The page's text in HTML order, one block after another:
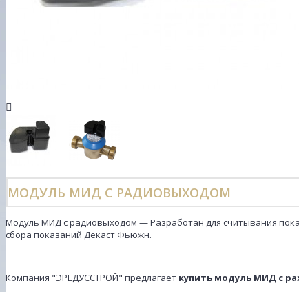
МОДУЛЬ МИД С РАДИОВЫХОДОМ
Модуль МИД с радиовыходом — Разработан для считывания
сбора показаний Декаст Фьюжн.
Компания "ЭРЕДУССТРОЙ" предлагает купить модуль МИД с